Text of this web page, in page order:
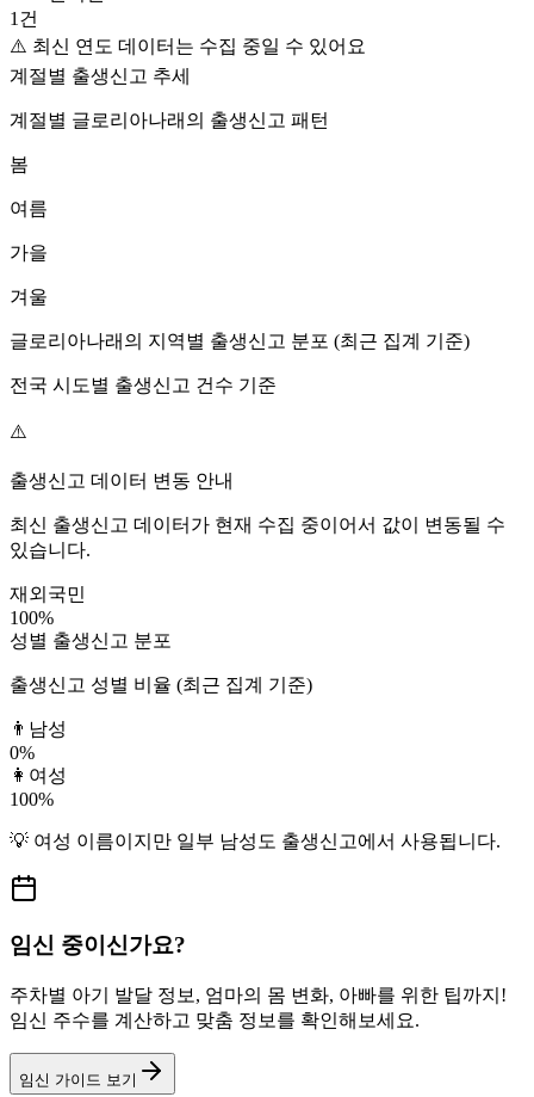
1 건
⚠️ 최신 연도 데이터는 수집 중일 수 있어요
계절별 출생신고 추세
계절별 글로리아나래 의 출생신고 패턴
봄
여름
가을
겨울
글로리아나래 의 지역별 출생신고 분포 (최근 집계 기준)
전국 시도별 출생신고 건수 기준
⚠️
출생신고 데이터 변동 안내
최신 출생신고 데이터가 현재 수집 중이어서 값이 변동될 수
있습니다.
재외국민
100%
성별 출생신고 분포
출생신고 성별 비율 (최근 집계 기준)
👨 남성
0%
👩 여성
100%
💡 여성 이름이지만 일부 남성도 출생신고에서 사용됩니다.
임신 중이신가요?
주차별 아기 발달 정보, 엄마의 몸 변화, 아빠를 위한 팁까지!
임신 주수를 계산하고 맞춤 정보를 확인해보세요.
임신 가이드 보기